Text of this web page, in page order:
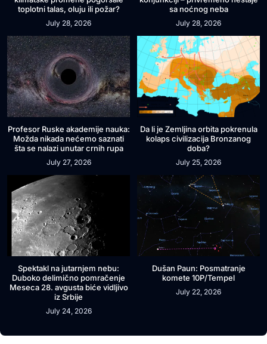
toplotni talas, oluju ili požar?
July 28, 2026
sa noćnog neba
July 28, 2026
Profesor Ruske akademije nauka:
Možda nikada nećemo saznati
šta se nalazi unutar crnih rupa
July 27, 2026
Da li je Zemljina orbita pokrenula
kolaps civilizacija Bronzanog
doba?
July 25, 2026
Spektakl na jutarnjem nebu:
Duboko delimično pomračenje
Meseca 28. avgusta biće vidljivo
iz Srbije
July 24, 2026
Dušan Paun: Posmatranje
komete 10P/Tempel
July 22, 2026